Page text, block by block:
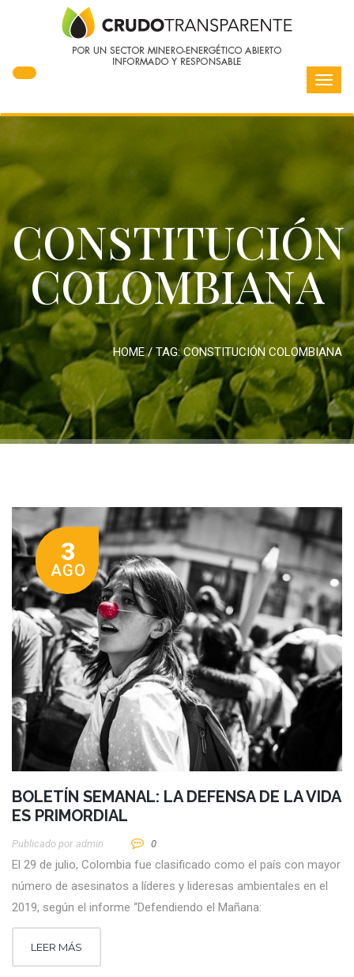
CONSTITUCIÓN
COLOMBIANA
HOME/ TAG:CONSTITUCIÓN COLOMBIANA
3
AGO
BOLETÍN SEMANAL: LA DEFENSA DE LA VIDA
ES PRIMORDIAL
Publicado por Admin 0
El 29 de julio, Colombia fue clasificado como el país con mayor
número de asesinatos a líderes y lideresas ambientales en el
2019, según el informe “Defendiendo el Mañana:
LEER MÁS